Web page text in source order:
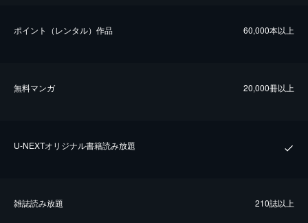
ポイント（レンタル）作品 60,000本以上
無料マンガ 20,000冊以上
U-NEXTオリジナル書籍読み放題
雑誌読み放題 210誌以上